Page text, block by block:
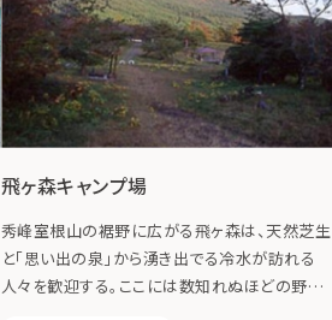
飛ヶ森キャンプ場
秀峰室根山の裾野に広がる飛ヶ森は、天然芝生
と「思い出の泉」から湧き出でる冷水が訪れる
人々を歓迎する。ここには数知れぬほどの野鳥